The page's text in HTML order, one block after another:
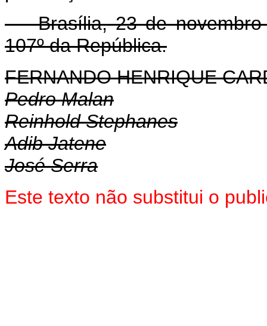
Brasília, 23 de novembro
107º da República.
FERNANDO HENRIQUE
Pedro Malan
Reinhold Stephanes
Adib Jatene
José Serra
Este texto não substitui o